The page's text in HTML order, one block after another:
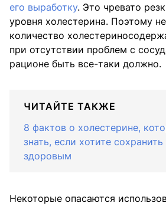
его выработку. Это чревато
уровня холестерина. Поэтому
количество
при отсутствии проблем с
рационе быть все-таки должно.
ЧИТАЙТЕ ТАКЖЕ
8 фактов о холестерине,
знать, если хотите
здоровым
Некоторые опасаются